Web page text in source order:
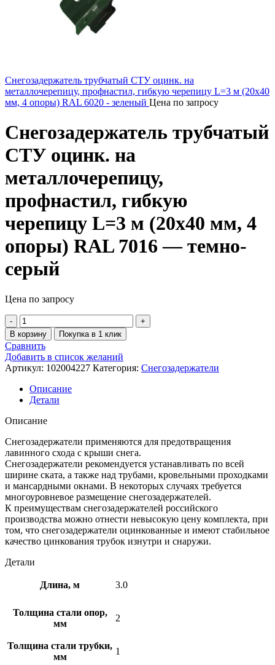
Снегозадержатель трубчатый СТУ оцинк. на
металлочерепицу, профнастил, гибкую черепицу L=3 м (20х40
мм, 4 опоры) RAL 6020 - зеленый Цена по запросу
Снегозадержатель трубчатый
СТУ оцинк. на
металлочерепицу,
профнастил, гибкую
черепицу L=3 м (20х40 мм, 4
опоры) RAL 7016 — темно-
серый
Цена по запросу
В корзину Покупка в 1 клик
Сравнить
Добавить в список желаний
Артикул: 102004227 Категория: Снегозадержатели
Описание
Детали
Описание
Снегозадержатели применяются для предотвращения
лавинного схода с крыши снега.
Снегозадержатели рекомендуется устанавливать по всей
ширине ската, а также над трубами, кровельными проходками
и мансардными окнами. В некоторых случаях требуется
многоуровневое размещение снегозадержателей.
К преимуществам снегозадержателей российского
производства можно отнести невысокую цену комплекта, при
том, что снегозадержатели оцинкованные и имеют стабильное
качество цинкования трубок изнутри и снаружи.
Детали
Длина, м 3.0
Толщина стали опор,
мм
2
Толщина стали трубки,
мм
1